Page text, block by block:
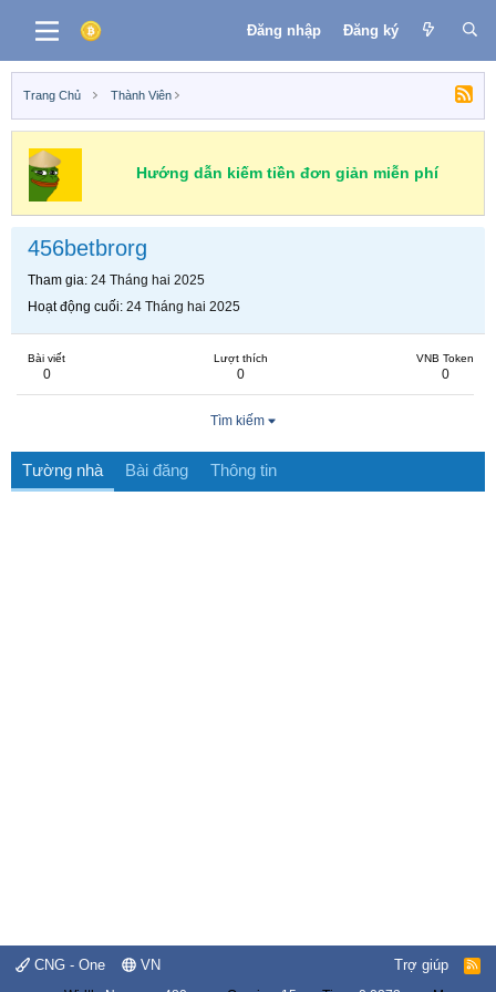
Đăng nhập Đăng ký
Trang Chủ Thành Viên
Hướng dẫn kiếm tiền đơn giản miễn phí
456betbrorg
Tham gia 24 Tháng hai 2025
Hoạt động cuối 24 Tháng hai 2025
Bài viết
0
Lượt thích
0
VNB Token
0
Tìm kiếm
Tường nhà Bài đăng Thông tin
CNG - One VN Trợ giúp
R